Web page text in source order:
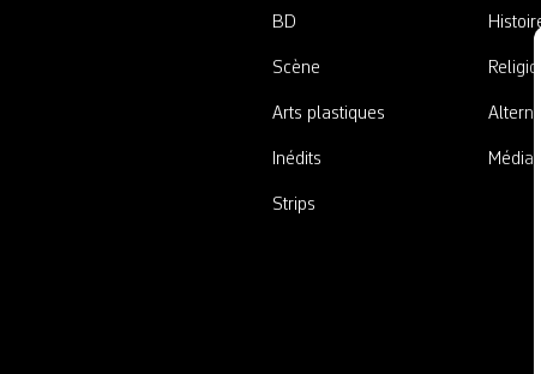
BD
Scène
Arts plastiques
Inédits
Strips
Médias